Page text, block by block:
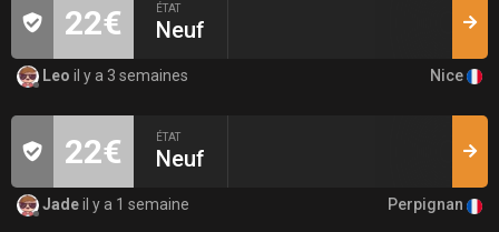
22€ ÉTAT
Neuf
Leo il y a 3 semaines Nice
22€ ÉTAT
Neuf
Jadeil y a 1 semaine Perpignan